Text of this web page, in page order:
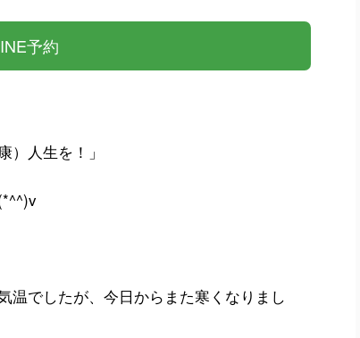
予約
）人生を！」
温でしたが、今日からまた寒くなりまし